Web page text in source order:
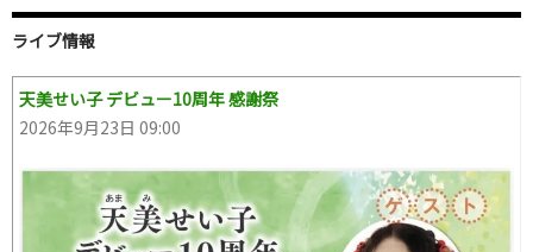
ライブ情報
天美せい子 デビュー10周年 感謝祭
2026年9月23日 09:00